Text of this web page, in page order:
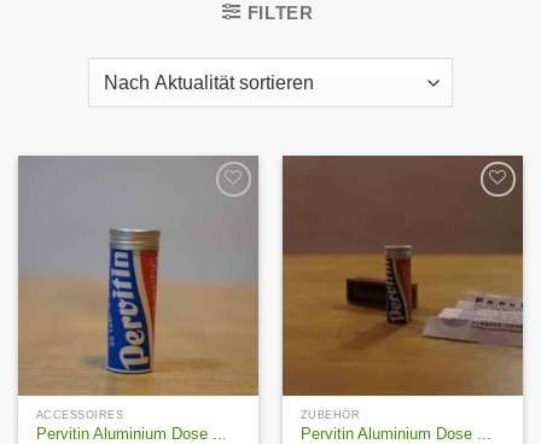
FILTER
ACCESSOIRES
Pervitin Aluminium Dose ...
ZUBEHÖR
Pervitin Aluminium Dose ...